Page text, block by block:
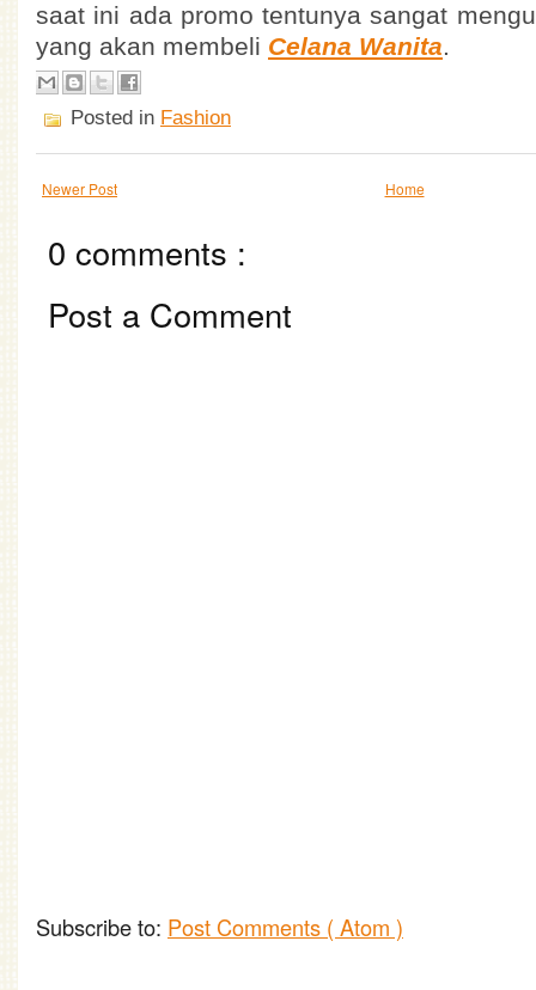
saat ini ada promo tentunya sangat
yang akan membeli Celana Wanita.
Posted in Fashion
Newer Post Home
0 comments :
Post a Comment
Subscribe to: Post Comments ( Atom )